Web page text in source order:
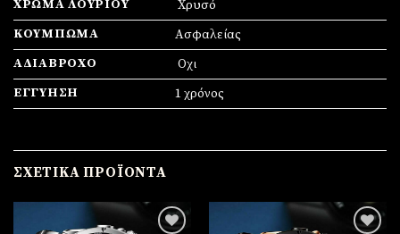
ΧΡΏΜΑ ΛΟΥΡΙΟΎ
Χρυσό
ΚΟΎΜΠΩΜΑ
Ασφαλείας
ΑΔΙΆΒΡΟΧΟ
Οχι
ΕΓΓΎΗΣΗ
1 χρόνος
ΣΧΕΤΙΚΆ ΠΡΟΪΌΝΤΑ